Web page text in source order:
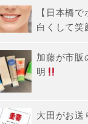
【日本橋
白くして笑
加藤が市販
明
大田がお送